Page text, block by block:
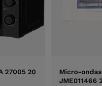
27005 20
Micro-
JME011466